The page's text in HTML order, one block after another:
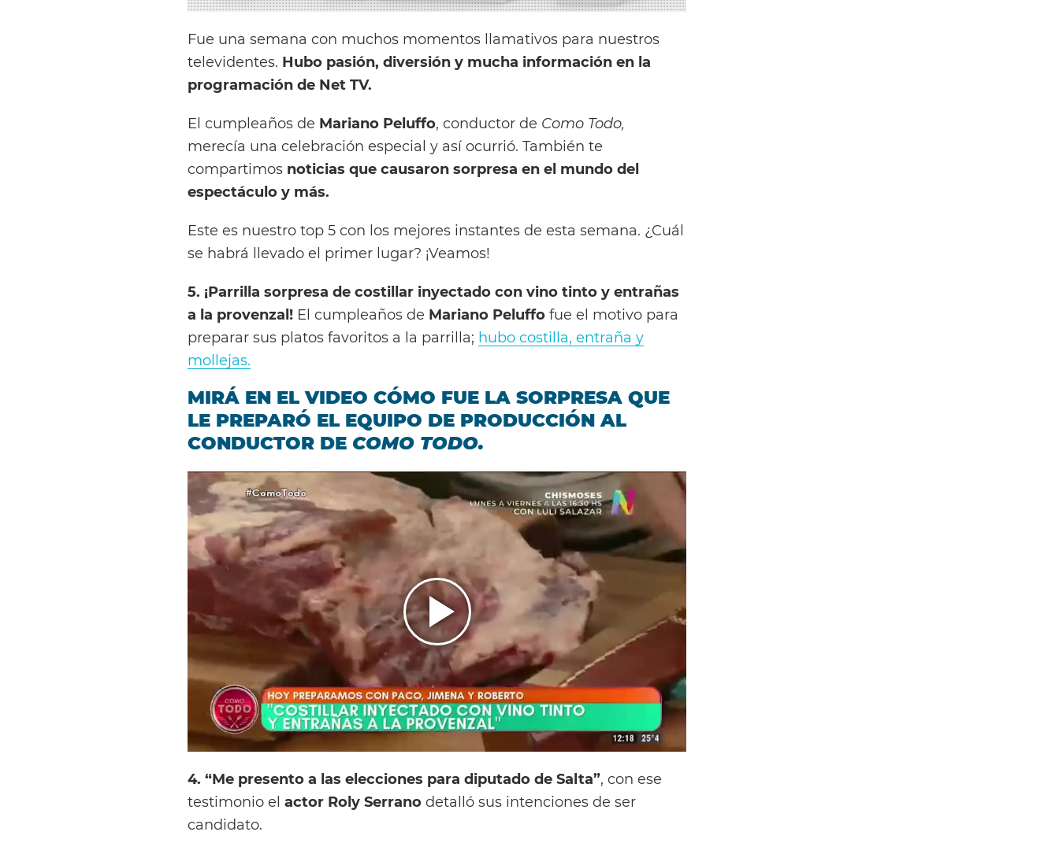
Fue una semana con muchos momentos llamativos para nuestros
televidentes. Hubo pasión, diversión y mucha información en la
programación de Net TV.
El cumpleaños de Mariano Peluffo, conductor de Como Todo,
merecía una celebración especial y así ocurrió. También te
compartimos noticias que causaron sorpresa en el mundo del
espectáculo y más.
Este es nuestro top 5 con los mejores instantes de esta semana. ¿Cuál
se habrá llevado el primer lugar? ¡Veamos!
5. ¡Parrilla sorpresa de costillar inyectado con vino tinto y entrañas
a la provenzal! El cumpleaños de Mariano Peluffo fue el motivo para
preparar sus platos favoritos a la parrilla; hubo costilla, entraña y
mollejas.
MIRÁ EN EL VIDEO CÓMO FUE LA SORPRESA QUE
LE PREPARÓ EL EQUIPO DE PRODUCCIÓN AL
CONDUCTOR DE COMO TODO.
4. “Me presento a las elecciones para diputado de Salta”, con ese
testimonio el actor Roly Serrano detalló sus intenciones de ser
candidato.